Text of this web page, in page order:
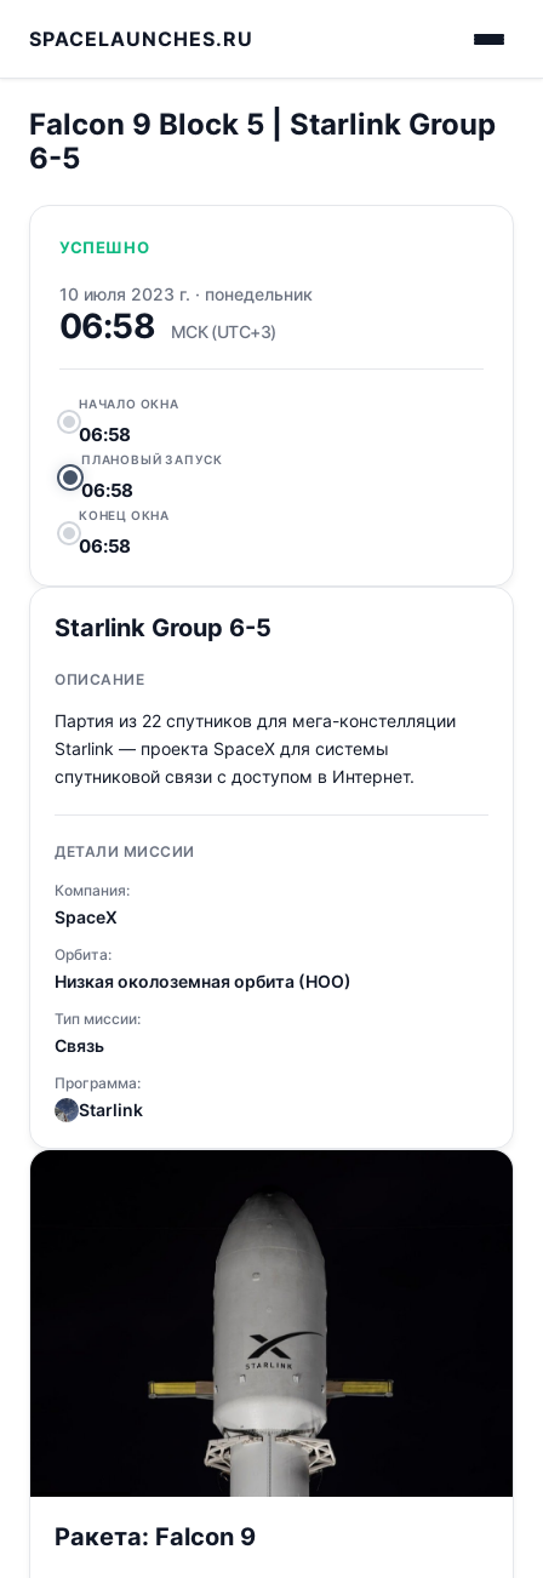
SPACELAUNCHES.RU
Falcon 9 Block 5 | Starlink Group
6-5
УСПЕШНО
10 июля 2023 г. · понедельник
06:58 МСК (UTC+3)
НАЧАЛО ОКНА
06:58
ПЛАНОВЫЙ ЗАПУСК
06:58
КОНЕЦ ОКНА
06:58
Starlink Group 6-5
ОПИСАНИЕ
Партия из 22 спутников для мега-констелляции
Starlink — проекта SpaceX для системы
спутниковой связи с доступом в Интернет.
ДЕТАЛИ МИССИИ
Компания:
SpaceX
Орбита:
Низкая околоземная орбита (НОО)
Тип миссии:
Связь
Программа:
Starlink
Ракета: Falcon 9